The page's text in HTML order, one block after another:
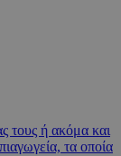
τους ή ακόμα και
τα οποία